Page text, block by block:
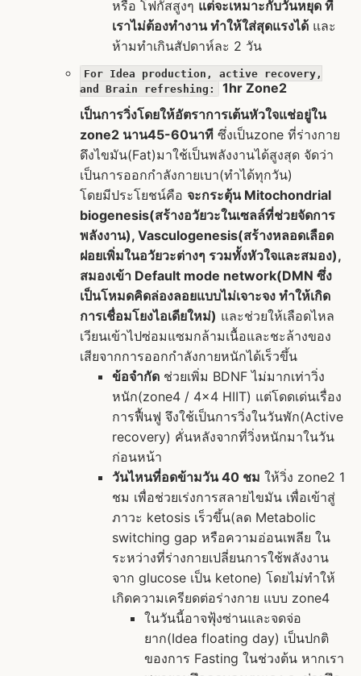
หรือ โฟกัสสูงๆ แต่จะเหมาะกับวันหยุด ที่
เราไม่ต้องทำงาน ทำให้ใส่สุดแรงได้และ
ห้ามทำเกินสัปดาห์ละ 2 วัน
For Idea production, active recovery,
and Brain refreshing:
1hr Zone2
เป็นการวิ่งโดยให้อัตราการเต้นหัวใจแช่อยู่ใน
zone2 นาน45-60นาทีซึ่งเป็นzone ที่ร่างกาย
ดึงไขมัน(Fat)มาใช้เป็นพลังงานได้สูงสุด จัดว่า
เป็นการออกกำลังกายเบา(ทำได้ทุกวัน)
โดยมีประโยชน์คือ จะกระตุ้น Mitochondrial
biogenesis(สร้างอวัยวะในเซลล์ที่ช่วยจัดการ
พลังงาน), Vasculogenesis(สร้างหลอดเลือด
ฝอยเพิ่มในอวัยวะต่างๆ รวมทั้งหัวใจและสมอง),
สมองเข้า Default mode network(DMN ซึ่ง
เป็นโหมดคิดล่องลอยแบบไม่เจาะจง ทำให้เกิด
การเชื่อมโยงไอเดียใหม่) และช่วยให้เลือดไหล
เวียนเข้าไปซ่อมแซมกล้ามเนื้อและชะล้างของ
เสียจากการออกกำลังกายหนักได้เร็วขึ้น
ข้อจำกัดช่วยเพิ่ม BDNF ไม่มากเท่าวิ่ง
หนัก(zone4 / 4x4 HIIT) แต่โดดเด่นเรื่อง
การฟื้นฟู จึงใช้เป็นการวิ่งในวันพัก(Active
recovery) คั่นหลังจากที่วิ่งหนักมาในวัน
ก่อนหน้า
วันไหนที่อดข้ามวัน 40 ชม ให้วิ่ง zone2 1
ชม เพื่อช่วยเร่งการสลายไขมัน เพื่อเข้าสู่
ภาวะ ketosis เร็วขึ้น(ลด Metabolic
switching gap หรือความอ่อนเพลีย ใน
ระหว่างที่ร่างกายเปลี่ยนการใช้พลังงาน
จาก glucose เป็น ketone) โดยไม่ทำให้
เกิดความเครียดต่อร่างกาย แบบ zone4
ในวันนี้อาจฟุ้งซ่านและจดจ่อ
ยาก(Idea floating day) เป็นปกติ
ของการ Fasting ในช่วงต้น หากเรา